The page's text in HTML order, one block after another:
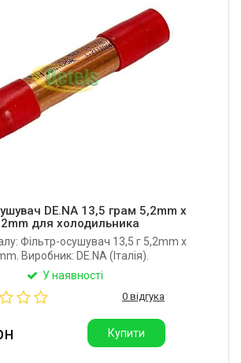
DE.NA 13,5 грам 5,2mm x
для холодильника
Фільтр-осушувач 13,5 г 5,2mm x
Виробник: DE.NA (Італія).
У наявності
0 відгука
Купити